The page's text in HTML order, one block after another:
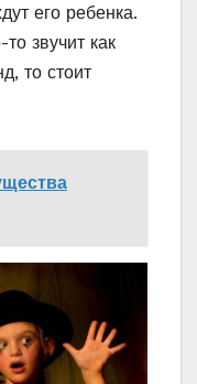
его ребенка.
звучит как
то стоит